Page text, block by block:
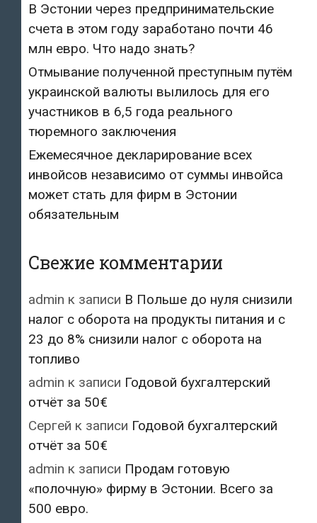
В Эстонии через предпринимательские
счета в этом году заработано почти 46
млн евро. Что надо знать?
Отмывание полученной преступным путём
украинской валюты вылилось для его
участников в 6,5 года реального
тюремного заключения
Ежемесячное декларирование всех
инвойсов независимо от суммы инвойса
может стать для фирм в Эстонии
обязательным
Свежие комментарии
admin к записи В Польше до нуля снизили
налог с оборота на продукты питания и с
23 до 8% снизили налог с оборота на
топливо
admin к записи Годовой бухгалтерский
отчёт за 50€
Сергей к записи Годовой бухгалтерский
отчёт за 50€
admin к записи Продам готовую
«полочную» фирму в Эстонии. Всего за
500 евро.